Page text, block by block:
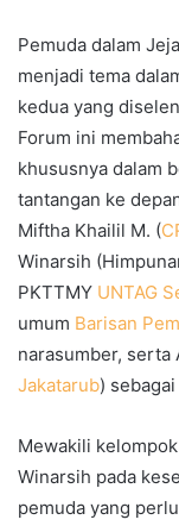
Pemuda dalam
menjadi tema
kedua yang
Forum ini
khususnya dalam
tantangan ke
Miftha Khailil M. (
Winarsih
PKTTMY UNTAG
umum Barisan
narasumber, serta
Jakatarub)
Mewakili
Winarsih pada
pemuda yang